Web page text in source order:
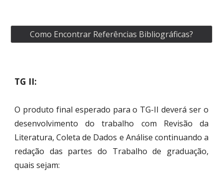
Como Encontrar Referências Bibliográficas?
TG II:
O produto final esperado para o TG-II deverá ser o
desenvolvimento do trabalho com Revisão da
Literatura, Coleta de Dados e Análise continuando a
redação das partes do Trabalho de graduação,
quais sejam: